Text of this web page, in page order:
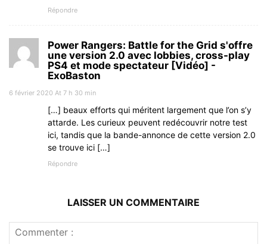
Répondre
Power Rangers: Battle for the Grid s'offre
une version 2.0 avec lobbies, cross-play
PS4 et mode spectateur [Vidéo] -
ExoBaston
6 février 2020 At 7 h 30 min
[…] beaux efforts qui méritent largement que l’on s’y
attarde. Les curieux peuvent redécouvrir notre test
ici, tandis que la bande-annonce de cette version 2.0
se trouve ici […]
Répondre
LAISSER UN COMMENTAIRE